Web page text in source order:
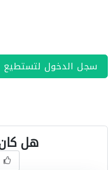
سجل الدخول لتستطيع
هل